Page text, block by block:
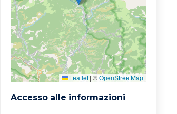
Leaflet | ©OpenStreetMap
Accesso alle informazioni